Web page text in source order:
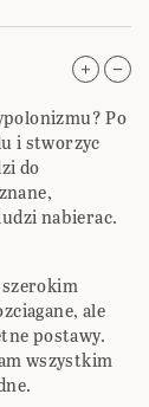
Po
i stworzyc
do
nabierac.
ale
postawy.
wszystkim